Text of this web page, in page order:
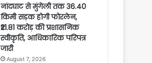
नांदघाट से मुंगेली तक 36.40
किमी सड़क होगी फोरलेन,
₹21.81 करोड़ की प्रशासनिक
स्वीकृति, आधिकारिक परिपत्र
जारी
August 7, 2026